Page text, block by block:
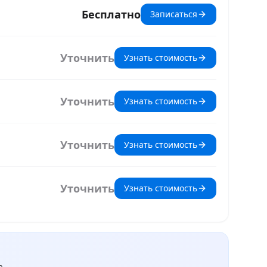
Бесплатно Записаться
Уточнить Узнать стоимость
Уточнить Узнать стоимость
Уточнить Узнать стоимость
Уточнить Узнать стоимость